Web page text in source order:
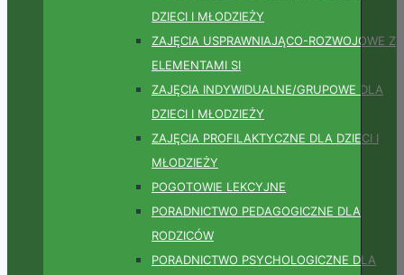
DZIECI I MŁODZIEŻY
ZAJĘCIA USPRAWNIAJĄCO-ROZWOJOWE Z
ELEMENTAMI SI
ZAJĘCIA INDYWIDUALNE/GRUPOWE DLA
DZIECI I MŁODZIEŻY
ZAJĘCIA PROFILAKTYCZNE DLA DZIECI I
MŁODZIEŻY
POGOTOWIE LEKCYJNE
PORADNICTWO PEDAGOGICZNE DLA
RODZICÓW
PORADNICTWO PSYCHOLOGICZNE DLA